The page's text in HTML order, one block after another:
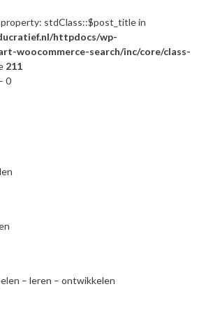
stdClass::$post_title in
httpdocs/wp-
woocommerce-search/inc/core/class-
211
0
– leren – ontwikkelen